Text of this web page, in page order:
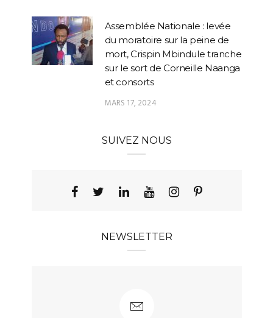
Assemblée Nationale : levée
du moratoire sur la peine de
mort, Crispin Mbindule tranche
sur le sort de Corneille Naanga
et consorts
MARS 17, 2024
SUIVEZ NOUS
NEWSLETTER